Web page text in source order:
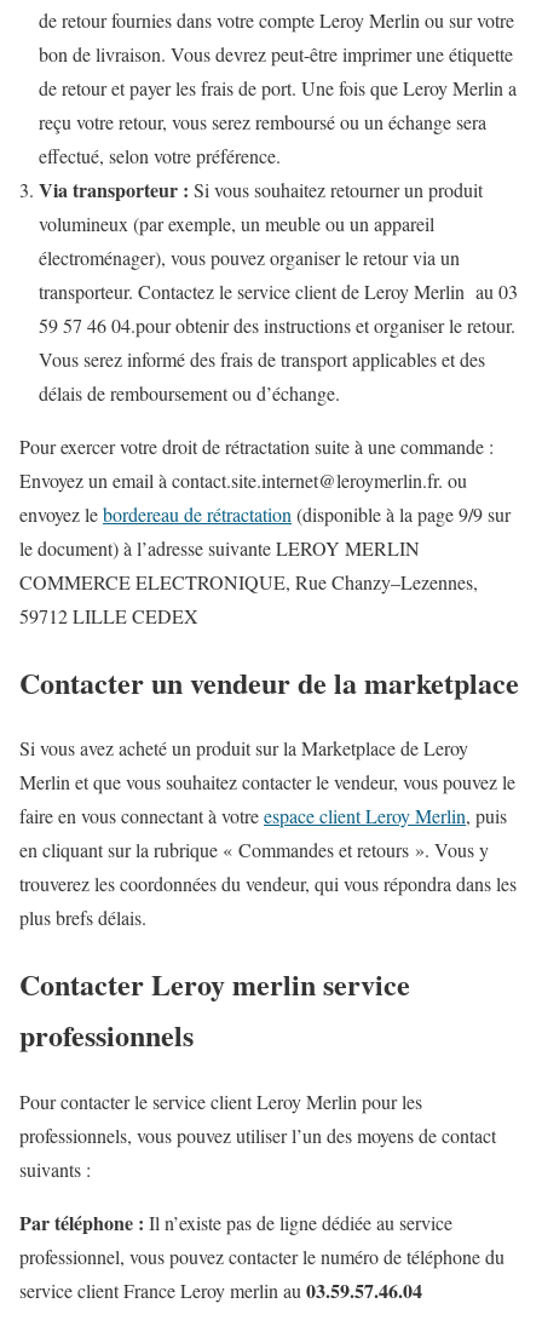
de retour fournies dans votre compte Leroy Merlin ou sur votre
bon de livraison. Vous devrez peut-être imprimer une étiquette
de retour et payer les frais de port. Une fois que Leroy Merlin a
reçu votre retour, vous serez remboursé ou un échange sera
effectué, selon votre préférence.
Via transporteur : Si vous souhaitez retourner un produit
volumineux (par exemple, un meuble ou un appareil
électroménager), vous pouvez organiser le retour via un
transporteur. Contactez le service client de Leroy Merlin au 03
59 57 46 04.pour obtenir des instructions et organiser le retour.
Vous serez informé des frais de transport applicables et des
délais de remboursement ou d’échange.
Pour exercer votre droit de rétractation suite à une commande :
Envoyez un email à contact.site.internet@leroymerlin.fr. ou
envoyez lebordereau de rétractation (disponible à la page 9/9 sur
le document) à l’adresse suivante LEROY MERLIN
COMMERCE ELECTRONIQUE, Rue Chanzy–Lezennes,
59712 LILLE CEDEX
Contacter un vendeur de la marketplace
Si vous avez acheté un produit sur la Marketplace de Leroy
Merlin et que vous souhaitez contacter le vendeur, vous pouvez le
faire en vous connectant à votreespace client Leroy Merlin, puis
en cliquant sur la rubrique « Commandes et retours ». Vous y
trouverez les coordonnées du vendeur, qui vous répondra dans les
plus brefs délais.
Contacter Leroy merlin service
professionnels
Pour contacter le service client Leroy Merlin pour les
professionnels, vous pouvez utiliser l’un des moyens de contact
suivants :
Par téléphone : Il n’existe pas de ligne dédiée au service
professionnel, vous pouvez contacter le numéro de téléphone du
service client France Leroy merlin au03.59.57.46.04